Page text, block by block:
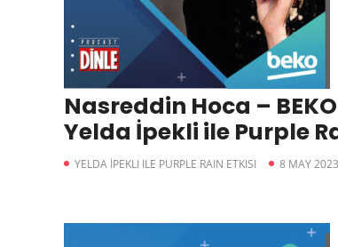
Nasreddin Hoca – BEKO
Yelda İpekli ile Purple
Etkisi
YELDA İPEKLI ILE PURPLE RAIN ETKISI 8 MAY 2023